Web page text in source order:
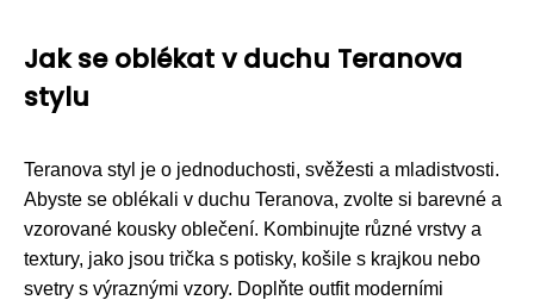
Jak se oblékat v duchu Teranova
stylu
Teranova styl je o jednoduchosti, svěžesti a mladistvosti.
Abyste se oblékali v duchu Teranova, zvolte si barevné a
vzorované kousky oblečení. Kombinujte různé vrstvy a
textury, jako jsou trička s potisky, košile s krajkou nebo
svetry s výraznými vzory. Doplňte outfit moderními